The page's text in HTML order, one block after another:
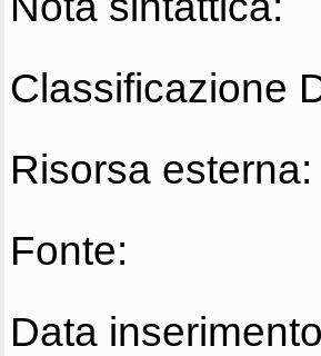
Classificazione
Risorsa esterna:
Fonte:
Data